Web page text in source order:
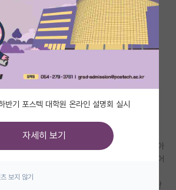
개랩)
후기 게시판
게시판
서 어떻게 준비해야 하나 걱정이네요ㅜ 당장은 아
거 같은데 대학원 면접은 혹시 어떤식으로 이루어
면 대부분 기업 취업을 위한 면접이 대부분이여
까 걱정이네요. 졸업 논문이나 했던 프로젝트에 관
기 포스텍 대학원 온라인 설명회 실시
자세히 보기
보지 않기